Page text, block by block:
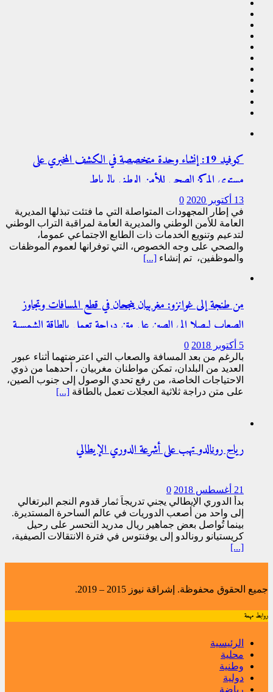
كوفيد 19: إنشاء وحدة متخصصة في الكشف المخبري على
مستوى المركز الصحي للأمن الوطني بالرباط
13 أكتوبر 2020
0
في إطار المجهودات المتواصلة التي ما فتئت تبذلها المديرية
العامة للأمن الوطني والمديرية العامة لمراقبة التراب الوطني
لتدعيم وتنويع الخدمات ذات الطابع الاجتماعي عموما،
والصحي على وجه الخصوص، التي توفرانها لعموم الموظفات
والموظفين، تم إنشاء [...]
من طنجة إلى غوانزو: مغربيان ينجحان في قطع المسافات وتجاوز
الصعاب ليصلا إلى الصين على متن دراجة تعمل بالطاقة الشمسية
5 أكتوبر 2018
0
بالرغم من بعد المسافة والصعاب التي اعترضتهما أثناء عبور
العديد من البلدان، تمكن مواطنان مغربيان ، أحدهما من ذوي
الاحتياجات الخاصة، من رفع تحدي الوصول إلى جنوب الصين،
على متن دراجة ثلاثية العجلات تعمل بالطاقة [...]
رياح رونالدو تهب على أشرعة الدوري الإيطالي
21 أغسطس 2018
0
بدأ الدوري الإيطالي يجني تدريجاً ثمار قدوم النجم البرتغالي
إلى واحد من أصعب الدوريات في عالم الساحرة المستديرة.
بينما تُواصل بعض جماهير ريال مدريد التحسر على رحيل
كريستيانو رونالدو إلى يوفنتوس في فترة الانتقالات الصيفية،
[...]
جميع الحقوق محفوظة. إشراقة نيوز 2015 – 2019.
روابط مهمة
الرئيسية
محلية
وطنية
دولية
رياضة